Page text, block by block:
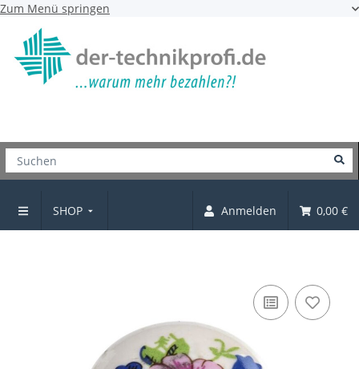
Zum Menü springen
SHOP Anmelden 0,00 €
Knopf